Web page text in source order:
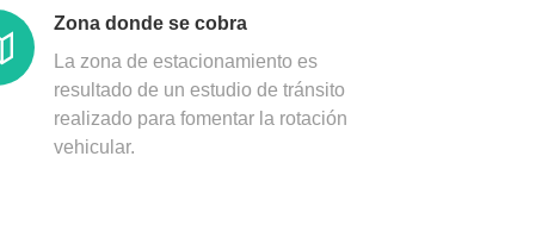
Zona donde se cobra
La zona de estacionamiento es
resultado de un estudio de tránsito
realizado para fomentar la rotación
vehicular.